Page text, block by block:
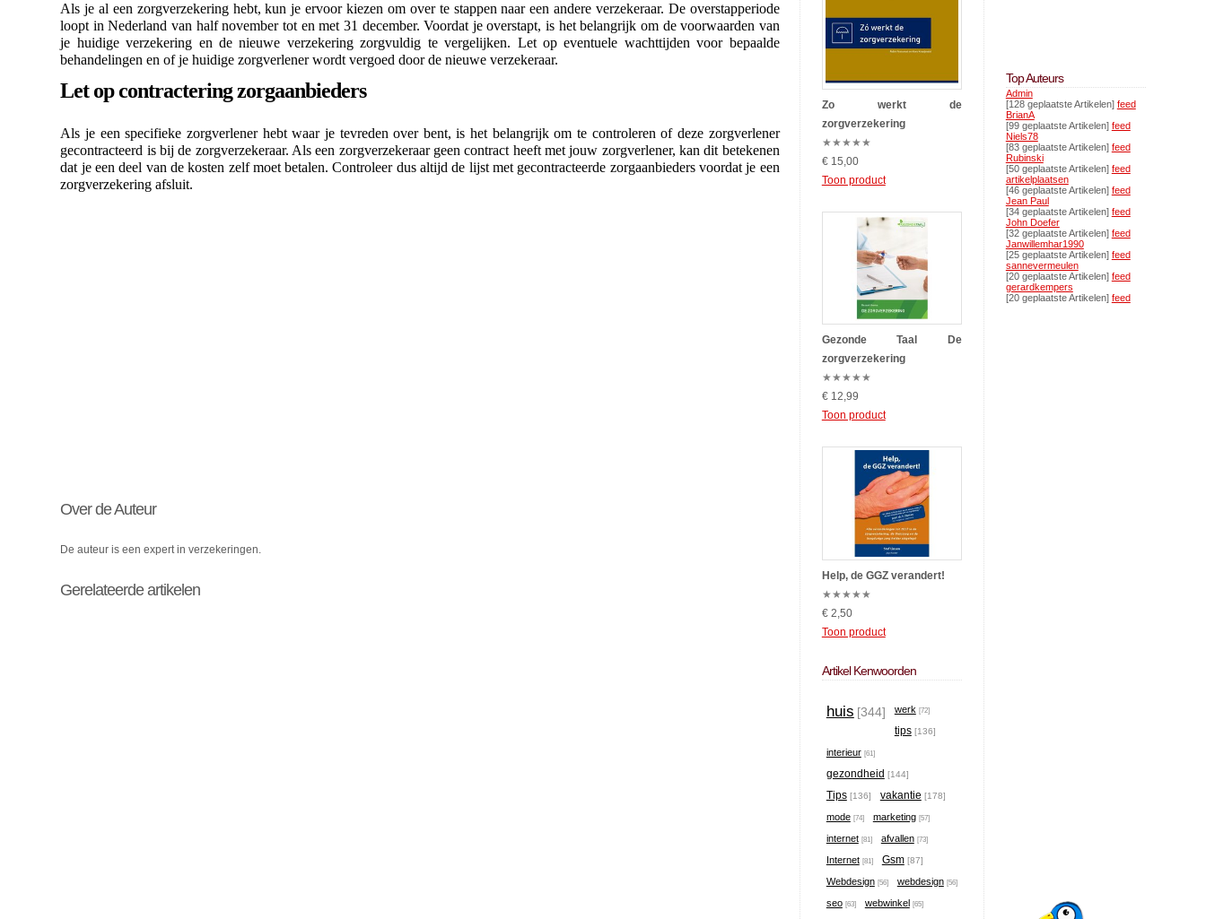
Als je al een zorgverzekering hebt, kun je ervoor kiezen om over te stappen naar een andere verzekeraar. De overstapperiode
loopt in Nederland van half november tot en met 31 december. Voordat je overstapt, is het belangrijk om de voorwaarden van
je huidige verzekering en de nieuwe verzekering zorgvuldig te vergelijken. Let op eventuele wachttijden voor bepaalde
behandelingen en of je huidige zorgverlener wordt vergoed door de nieuwe verzekeraar.
Let op contractering zorgaanbieders
Als je een specifieke zorgverlener hebt waar je tevreden over bent, is het belangrijk om te controleren of deze zorgverlener
gecontracteerd is bij de zorgverzekeraar. Als een zorgverzekeraar geen contract heeft met jouw zorgverlener, kan dit betekenen
dat je een deel van de kosten zelf moet betalen. Controleer dus altijd de lijst met gecontracteerde zorgaanbieders voordat je een
zorgverzekering afsluit.
Over de Auteur
De auteur is een expert in verzekeringen.
Gerelateerde artikelen
Zo werkt de
zorgverzekering
★★★★★
€ 15,00
Toon product
Gezonde Taal De
zorgverzekering
★★★★★
€ 12,99
Toon product
Help, de GGZ verandert!
★★★★★
€ 2,50
Toon product
Artikel Kenwoorden
huis [344] werk [72]
tips [136]
interieur [61]
gezondheid [144]
Tips [136] vakantie [178]
mode [74] marketing [57]
internet [81] afvallen [73]
Internet [81] Gsm [87]
Webdesign [56] webdesign [56]
seo [63] webwinkel [65]
Top Auteurs
Admin
[128 geplaatste Artikelen] feed
BrianA
[99 geplaatste Artikelen] feed
Niels78
[83 geplaatste Artikelen] feed
Rubinski
[50 geplaatste Artikelen] feed
artikelplaatsen
[46 geplaatste Artikelen] feed
Jean Paul
[34 geplaatste Artikelen] feed
John Doefer
[32 geplaatste Artikelen] feed
Janwillemhar1990
[25 geplaatste Artikelen] feed
sannevermeulen
[20 geplaatste Artikelen] feed
gerardkempers
[20 geplaatste Artikelen] feed